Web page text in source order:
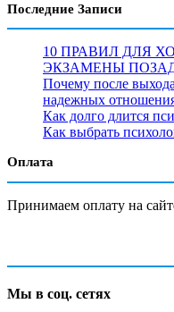
Последние Записи
10 ПРАВИЛ ДЛЯ
ЭКЗАМЕНЫ
Почему после
надежных
Как долго длится
Как выбрать
Оплата
Принимаем оплату на
Мы в соц. сетях